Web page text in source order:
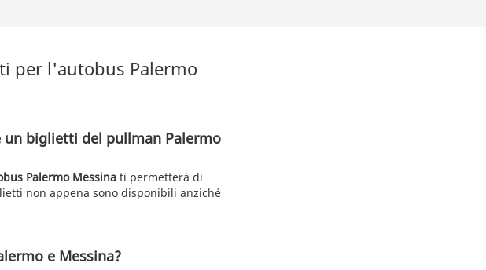
per l'autobus Palermo
biglietti del pullman Palermo
Palermo Messina ti permetterà di
non appena sono disponibili anziché
e Messina?